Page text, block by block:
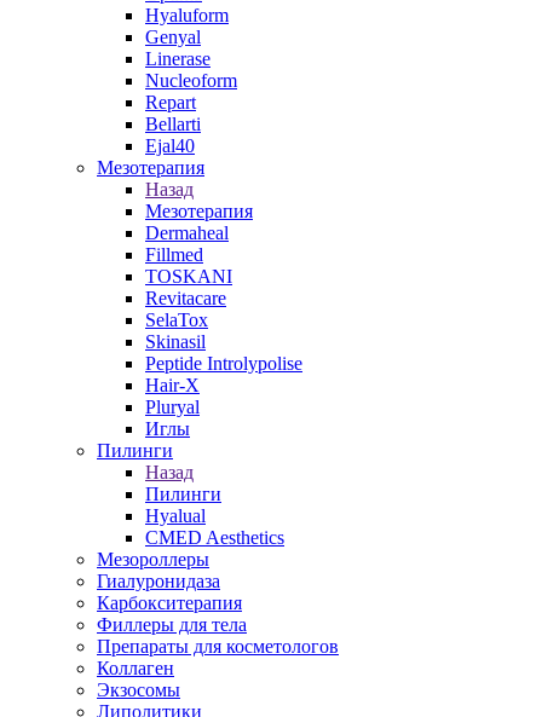
Hyaluform
Genyal
Linerase
Nucleoform
Repart
Bellarti
Ejal40
Мезотерапия
Назад
Мезотерапия
Dermaheal
Fillmed
TOSKANI
Revitacare
SelaTox
Skinasil
Peptide Introlypolise
Hair-X
Pluryal
Иглы
Пилинги
Назад
Пилинги
Hyalual
CMED Aesthetics
Мезороллеры
Гиалуронидаза
Карбокситерапия
Филлеры для тела
Препараты для косметологов
Коллаген
Экзосомы
Липолитики